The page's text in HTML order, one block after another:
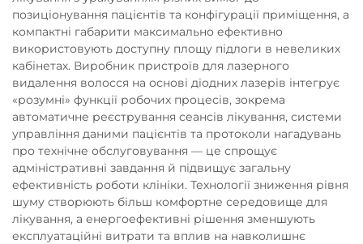
позиціонування пацієнтів та конфігурації приміщення, а
компактні габарити максимально ефективно
використовують доступну площу підлоги в невеликих
кабінетах. Виробник пристроїв для лазерного
видалення волосся на основі діодних лазерів інтегрує
«розумні» функції робочих процесів, зокрема
автоматичне реєстрування сеансів лікування, системи
управління даними пацієнтів та протоколи нагадувань
про технічне обслуговування — це спрощує
адміністративні завдання й підвищує загальну
ефективність роботи клініки. Технології зниження рівня
шуму створюють більш комфортне середовище для
лікування, а енергоефективні рішення зменшують
експлуатаційні витрати та вплив на навколишнє